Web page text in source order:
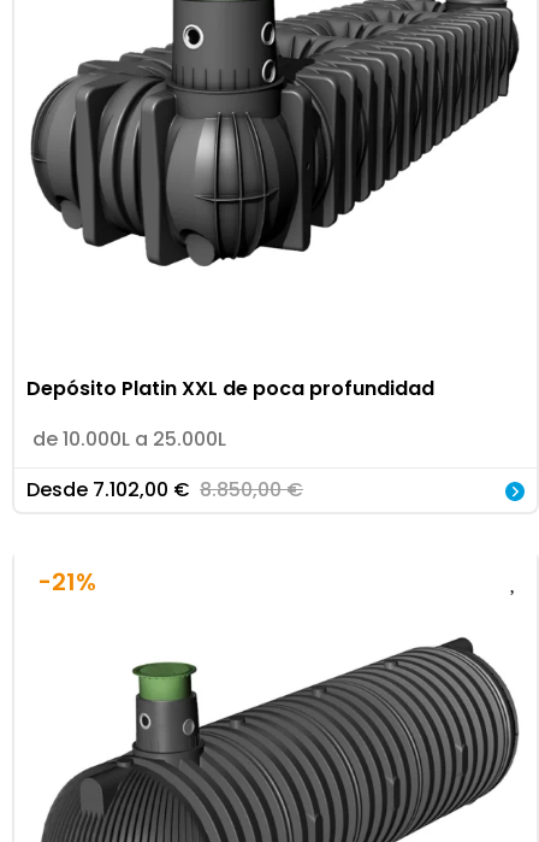
Depósito Platin XXL de poca profundidad
de 10.000L a 25.000L
Desde 7.102,00 € 8.850,00€
-21%